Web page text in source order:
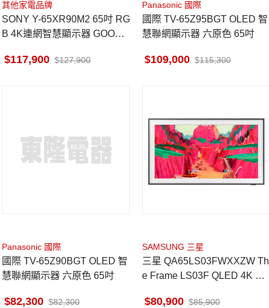
其他家電品牌
SONY Y-65XR90M2 65吋 RG
B 4K連網智慧顯示器 GOOGL
117,900 127,900
Panasonic 國際
國際 TV-65Z95BGT OLED 智
慧聯網顯示器 六原色 65吋
109,000 115,300
Panasonic 國際
國際 TV-65Z90BGT OLED 智
慧聯網顯示器 六原色 65吋
82,300 82,300
SAMSUNG 三星
三星 QA65LS03FWXXZW Th
e Frame LS03F QLED 4K 美
80,900 85,900